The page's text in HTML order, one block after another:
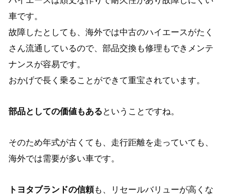
車です。
故障したとしても、海外では中古のハイエースがたく
さん流通しているので、部品交換も修理もできメンテ
ナンスが容易です。
おかげで長く乗ることができて重宝されています。
部品としての価値もある ということですね。
そのため年式が古くても、走行距離を走っていても、
海外では需要が多い車です。
トヨタブランドの信頼も、リセールバリューが高くな